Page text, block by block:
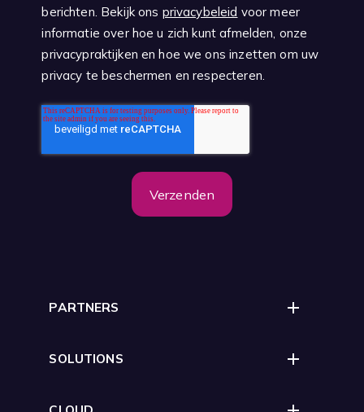
berichten. Bekijk ons privacybeleid voor meer
informatie over hoe u zich kunt afmelden, onze
privacypraktijken en hoe we ons inzetten om uw
privacy te beschermen en respecteren.
PARTNERS
SOLUTIONS